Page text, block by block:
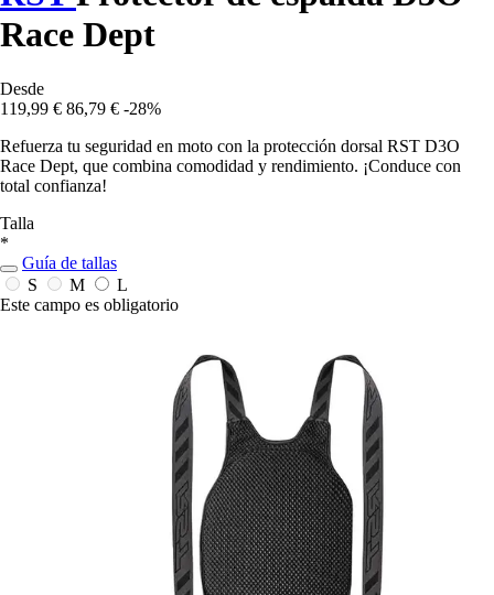
Race Dept
Desde
119,99 € 86,79 € -28%
Refuerza tu seguridad en moto con la protección dorsal RST D3O
Race Dept, que combina comodidad y rendimiento. ¡Conduce con
total confianza!
Talla
*
Guía de tallas
S
M
L
Este campo es obligatorio